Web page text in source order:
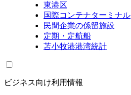
東港区
国際コンテナターミナル
民間企業の係留施設
定期・定航船
苫小牧港港湾統計
ビジネス向け利用情報